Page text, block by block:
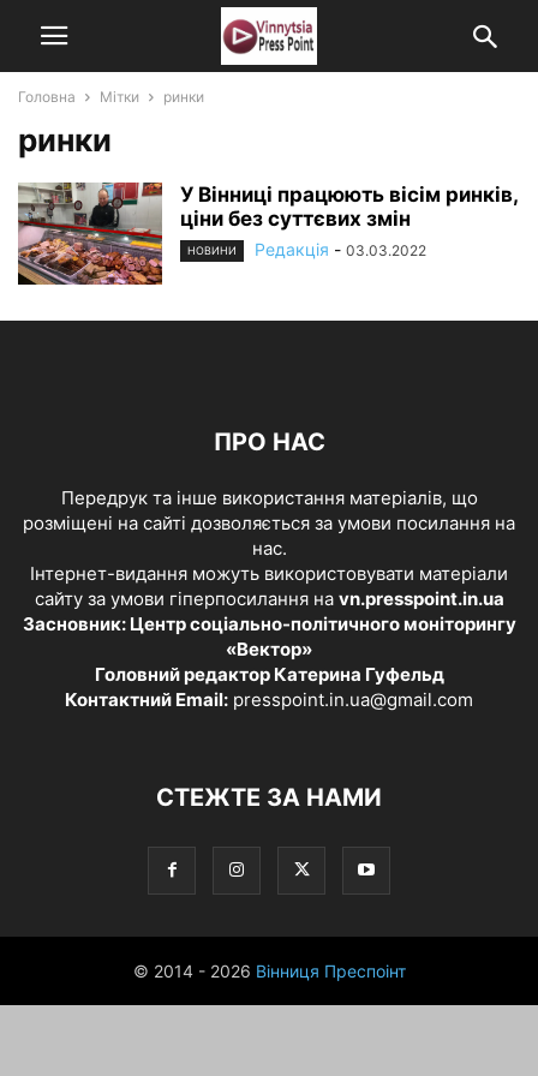
Головна Мітки ринки
ринки
У Вінниці працюють вісім ринків,
ціни без суттєвих змін
НОВИНИ Редакція - 03.03.2022
ПРО НАС
Передрук та інше використання матеріалів, що
розміщені на сайті дозволяється за умови посилання на
нас.
Інтернет-видання можуть використовувати матеріали
сайту за умови гіперпосилання на vn.presspoint.in.ua
Засновник: Центр соціально-політичного моніторингу
«Вектор»
Головний редактор Катерина Гуфельд
Контактний Email: presspoint.in.ua@gmail.com
СТЕЖТЕ ЗА НАМИ
© 2014 - 2026 Вінниця Преспоінт